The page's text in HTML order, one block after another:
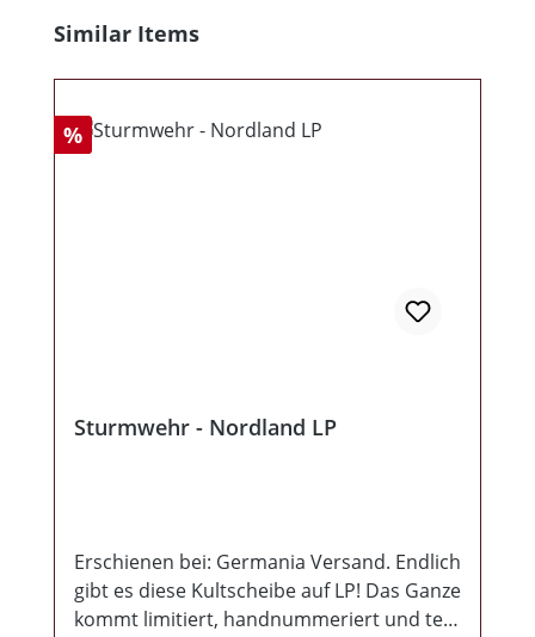
Produktgalerie überspringen
Similar Items
Rabatt
%
Sturmwehr - Nordland LP
Erschienen bei: Germania Versand. Endlich
gibt es diese Kultscheibe auf LP! Das Ganze
kommt limitiert, handnummeriert und teilt